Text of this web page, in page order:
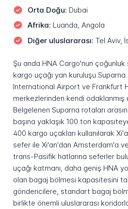
Orta Doğu: Dubai
Afrika: Luanda, Angola
Diğer uluslararası: Tel Aviv,
Şu anda HNA Cargo'nun çoğunluk
kargo uçağı yan kuruluşu
International Airport ve Frankfurt
merkezlerinden kendi odaklanmış
Belgelenen Suparna rotaları
başına yaklaşık 100 ton
400 kargo uçakları kullanılarak
sefer ile Xi'an'dan Amsterdam'a
trans-Pasifik hatlarına seferler
uçağı katmanı, daha geniş HNA
olan bagaj bölmesi kapasitesini
göndericilere, standart bagaj
birlikte önemli uluslararası